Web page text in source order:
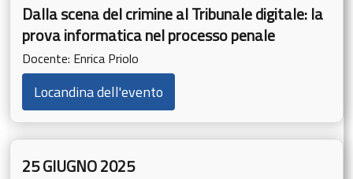
Dalla scena del crimine al Tribunale digitale: la
prova informatica nel processo penale
Docente: Enrica Priolo
Locandina dell'evento
25 GIUGNO 2025